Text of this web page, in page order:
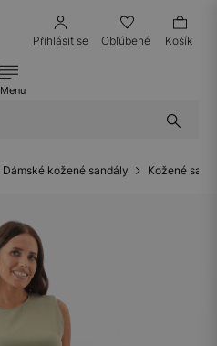
Přihlásit se Obľúbené Košík
Menu
Dámské kožené sandály Kožené